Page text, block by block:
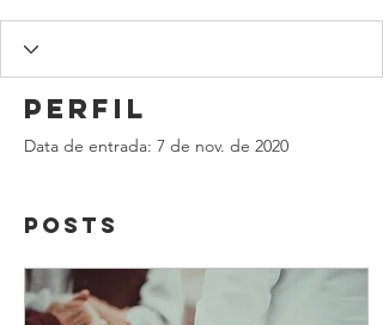
Perfil
Data de entrada: 7 de nov. de 2020
Posts